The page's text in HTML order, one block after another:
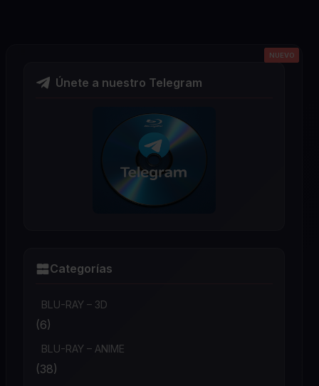
Únete a nuestro Telegram
Categorías
BLU-RAY – 3D
(6)
BLU-RAY – ANIME
(38)
NUEVO
NUEVO
NUEVO
NUEVO
NUEVO